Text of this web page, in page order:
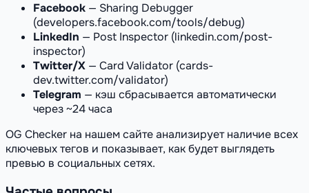
Facebook — Sharing Debugger
(developers.facebook.com/tools/debug)
LinkedIn — Post Inspector (linkedin.com/post-
inspector)
Twitter/X — Card Validator (cards-
dev.twitter.com/validator)
Telegram — кэш сбрасывается автоматически
через ~24 часа
OG Checker на нашем сайте анализирует наличие всех
ключевых тегов и показывает, как будет выглядеть
превью в социальных сетях.